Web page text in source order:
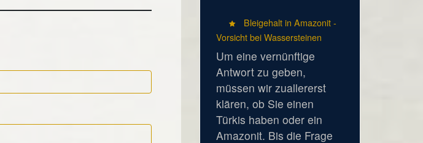
Bleigehalt in Amazonit -
Vorsicht bei Wassersteinen
Um eine vernünftige
Antwort zu geben,
müssen wir zuallererst
klären, ob Sie einen
Türkis haben oder ein
Amazonit. Bis die Frage